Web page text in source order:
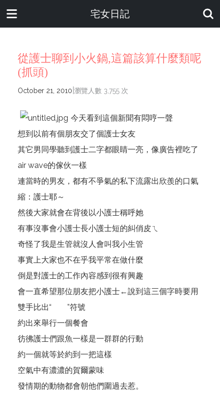
宅女日記
從護士聊到小火鍋,這篇該算什麼類呢
(抓頭)
October 21, 2010 瀏覽人數 3,755 次
今天看到這個新聞有悶哼一聲
想到以前有個朋友交了個護士女友
其它男同學聽到護士二字都眼睛一亮，像廣告裡吃了
air wave的傢伙一樣
連當時的男友，都有不爭氣的私下流露出欣羨的口氣
縮：護士耶～
然後大家就會在背後以小護士稱呼她
有事沒事會小護士長小護士短的糾俏皮ㄟ
奇怪了我是生管就沒人會叫我小生管
事實上大家也不在乎我平常在做什麼
倒是對護士的工作內容感到很有興趣
會一直希望那位朋友把小護士←說到這三個字時要用
雙手比出“ ”符號
約出來舉行一個餐會
彷彿護士們跟魚一樣是一群群的行動
約一個就等於約到一把這樣
空氣中有濃濃的賀爾蒙味
發情期的動物都會朝他們圍過去惹。